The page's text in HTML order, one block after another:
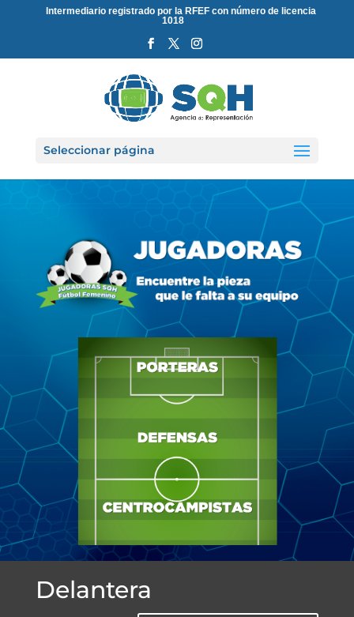
Intermediario registrado por la RFEF con número de licencia
1018
Seleccionar página
Jugador
Jugador
Jugador
Jugador
Delantera